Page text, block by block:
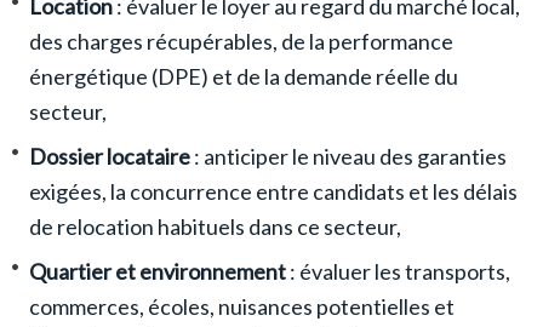
Location: évaluer le loyer au regard du marché local,
des charges récupérables, de la performance
énergétique (DPE) et de la demande réelle du
secteur,
Dossier locataire: anticiper le niveau des garanties
exigées, la concurrence entre candidats et les délais
de relocation habituels dans ce secteur,
Quartier et environnement: évaluer les transports,
commerces, écoles, nuisances potentielles et